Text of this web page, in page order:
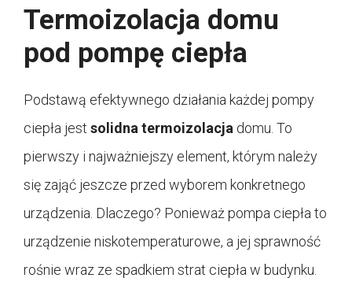
Termoizolacja domu
pod pompę ciepła
Podstawą efektywnego działania każdej pompy
ciepła jest solidna termoizolacja domu. To
pierwszy i najważniejszy element, którym należy
się zająć jeszcze przed wyborem konkretnego
urządzenia. Dlaczego? Ponieważ pompa ciepła to
urządzenie niskotemperaturowe, a jej sprawność
rośnie wraz ze spadkiem strat ciepła w budynku.